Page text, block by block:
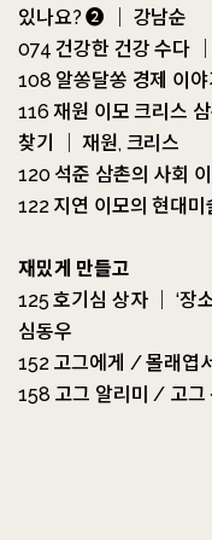
있나요? ➋ ｜ 강남순
074 건강한 건강 수다
108 알쏭달쏭 경제 이
116 재원 이모 크리스
찾기 ｜ 재원, 크리스
120 석준 삼촌의 사회
122 지연 이모의 현대
재밌게 만들고
125 호기심 상자 ｜ ‘장
심동우
152 고그에게 / 몰래엽
158 고그 알리미 / 고그